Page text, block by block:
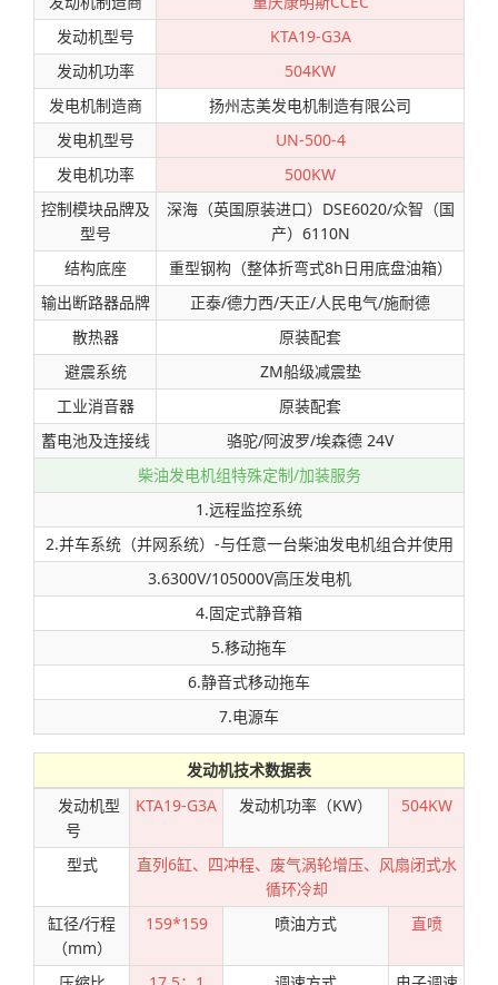
发动机型号
KTA19-G3A
发动机功率
504KW
发电机制造商
扬州志美发电机制造有限公司
发电机型号
UN-500-4
发电机功率
500KW
控制模块品牌及
型号
深海（英国原装进口）DSE6020/众智（国
产）6110N
结构底座
重型钢构（整体折弯式8h日用底盘油箱）
输出断路器品牌
正泰/德力西/天正/人民电气/施耐德
散热器
原装配套
避震系统
ZM船级减震垫
工业消音器
原装配套
蓄电池及连接线
骆驼/阿波罗/埃森德 24V
柴油发电机组特殊定制/加装服务
1.远程监控系统
2.并车系统（并网系统）-与任意一台柴油发电机组合并使用
3.6300V/105000V高压发电机
4.固定式静音箱
5.移动拖车
6.静音式移动拖车
7.电源车
发动机技术数据表
发动机型
号
KTA19-G3A 发动机功率（KW） 504KW
型式
直列6缸、四冲程、废气涡轮增压、风扇闭式水
循环冷却
缸径/行程
（mm）
159*159 喷油方式 直喷